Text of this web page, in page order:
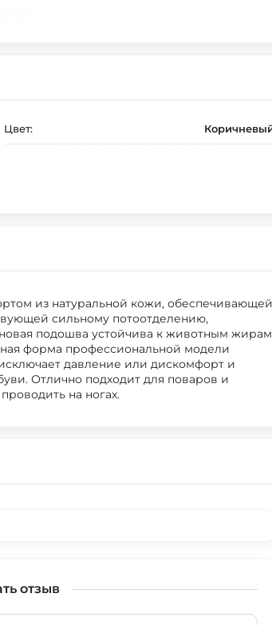
Цвет:
из натуральной кожи, обеспечивающей
сильному потоотделению,
подошва устойчива к животным жирам
форма профессиональной модели
давление или дискомфорт и
Отлично подходит для поваров и
на ногах.
отзыв